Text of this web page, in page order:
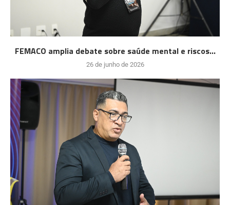
FEMACO amplia debate sobre saúde mental e riscos...
26 de junho de 2026